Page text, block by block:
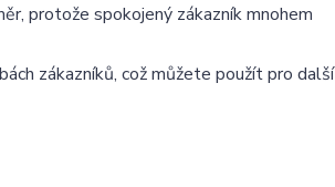
protože spokojený zákazník mnohem
zákazníků, což můžete použít pro další